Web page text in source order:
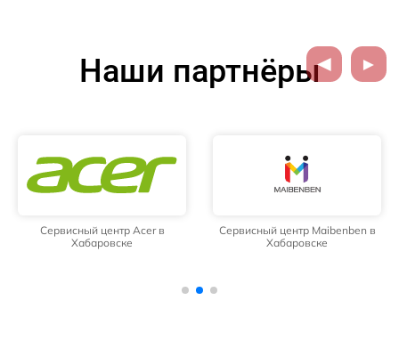
Наши партнёры
Сервисный центр Acer в
Хабаровске
Сервисный центр Maibenben в
Хабаровске